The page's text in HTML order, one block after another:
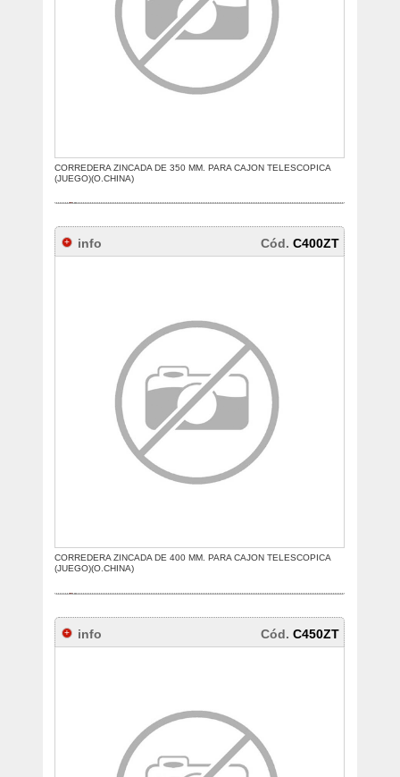
CORREDERA ZINCADA DE 350 MM. PARA CAJON TELESCOPICA
(JUEGO)(O.CHINA)
info Cód.C400ZT
CORREDERA ZINCADA DE 400 MM. PARA CAJON TELESCOPICA
(JUEGO)(O.CHINA)
info Cód.C450ZT